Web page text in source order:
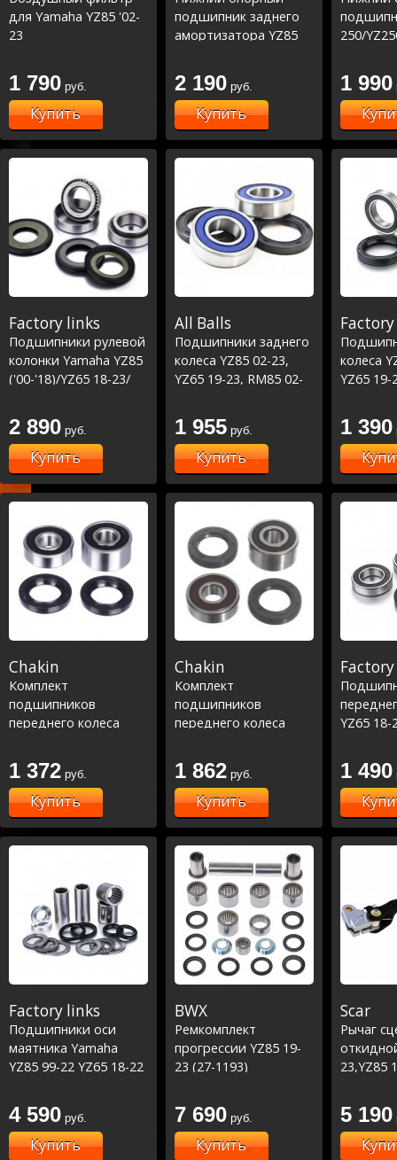
для Yamaha YZ85 '02-
23
1 790 руб.
Купить
подшипник заднего
амортизатора YZ85
2 190 руб.
Купить
250/
03-23 /
/
5015)
1 990
Factory links
Подшипники рулевой
колонки Yamaha YZ85
('00-'18)/YZ65 18-23/
1022)
2 890 руб.
Купить
All Balls
Подшипники заднего
колеса YZ85 02-23,
YZ65 19-23, RM85 02-
1 955 руб.
Купить
колеса
YZ65 19-
1 390
Chakin
Комплект
подшипников
переднего колеса
1 372 руб.
Купить
Chakin
Комплект
подшипников
переднего колеса
Racing Line
1 862 руб.
Купить
YZ65 18-
1 490
Factory links
Подшипники оси
маятника Yamaha
YZ85 99-22 YZ65 18-22
4 590 руб.
Купить
BWX
Ремкомплект
прогрессии YZ85 19-
23 (27-1193)
7 690 руб.
Купить
Scar
Рычаг
23,YZ85
10-23
5 190